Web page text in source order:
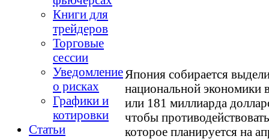
Книги для
трейдеров
Торговые
сессии
Уведомление
о рисках
Графики и
котировки
Статьи
Япония собирается
национальной экономики
или 181 миллиарда
чтобы
которое планируется на